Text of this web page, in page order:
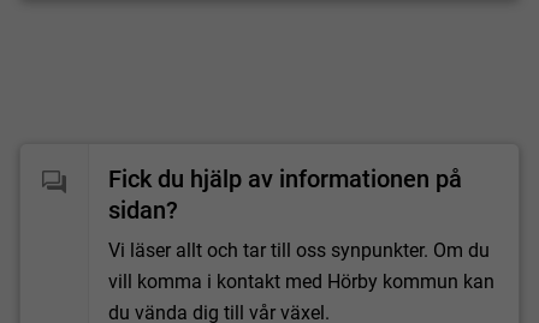
Fick du hjälp av informationen på
sidan?
Vi läser allt och tar till oss synpunkter. Om du
vill komma i kontakt med Hörby kommun kan
du vända dig till vår växel.